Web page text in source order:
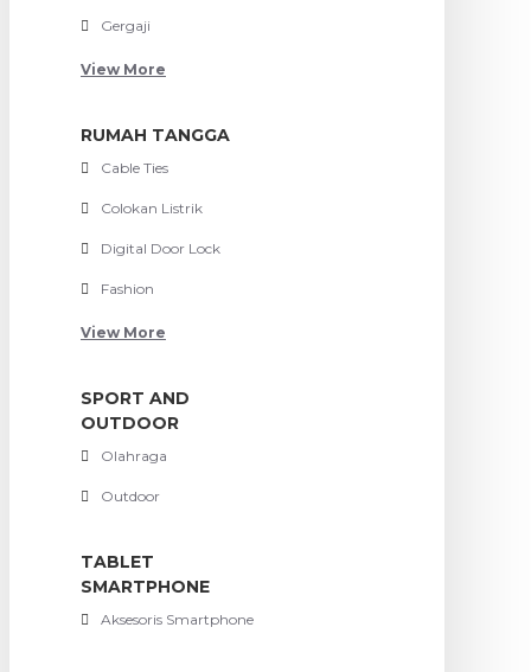
Gergaji
View More
RUMAH TANGGA
Cable Ties
Colokan Listrik
Digital Door Lock
Fashion
View More
SPORT AND
OUTDOOR
Olahraga
Outdoor
TABLET
SMARTPHONE
Aksesoris Smartphone